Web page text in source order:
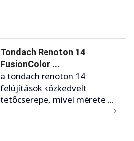
Tondach Renoton 14
FusionColor ...
a tondach renoton 14
felújítások közkedvelt
tetőcserepe, mivel mérete ...